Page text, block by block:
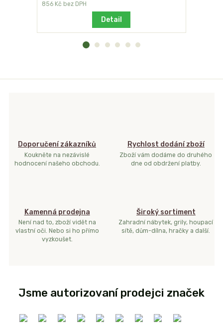
856 Kč bez DPH
Detail
Doporučení zákazníků
Koukněte na nezávislé
hodnocení našeho obchodu.
Rychlost dodání zboží
Zboží vám dodáme do druhého
dne od obdržení platby.
Kamenná prodejna
Není nad to, zboží vidět na
vlastní oči. Nebo si ho přímo
vyzkoušet.
Široký sortiment
Zahradní nábytek, grily, houpací
sítě, dům-dílna, hračky a další.
Jsme autorizovaní prodejci značek